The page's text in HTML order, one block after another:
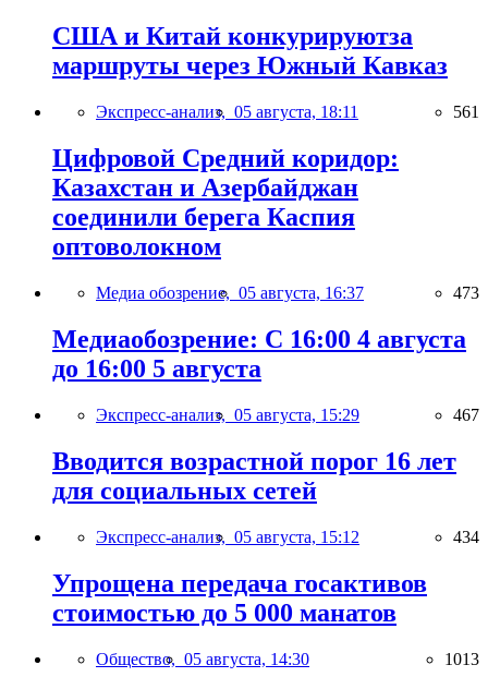
США и Китай конкурируютза
маршруты через Южный Кавказ
Экспресс-анализ, 05 августа, 18:11 561
Цифровой Средний коридор:
Казахстан и Азербайджан
соединили берега Каспия
оптоволокном
Медиа обозрение, 05 августа, 16:37 473
Медиаобозрение: С 16:00 4 августа
до 16:00 5 августа
Экспресс-анализ, 05 августа, 15:29 467
Вводится возрастной порог 16 лет
для социальных сетей
Экспресс-анализ, 05 августа, 15:12 434
Упрощена передача госактивов
стоимостью до 5 000 манатов
Общество, 05 августа, 14:30 1013